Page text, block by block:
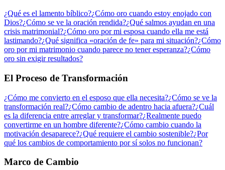
¿Qué es el lamento bíblico?¿Cómo oro cuando estoy enojado con
Dios?¿Cómo se ve la oración rendida?¿Qué salmos ayudan en una
crisis matrimonial?¿Cómo oro por mi esposa cuando ella me está
lastimando?¿Qué significa «oración de fe» para mi situación?¿Cómo
oro por mi matrimonio cuando parece no tener esperanza?¿Cómo
oro sin exigir resultados?
El Proceso de Transformación
¿Cómo me convierto en el esposo que ella necesita?¿Cómo se ve la
transformación real?¿Cómo cambio de adentro hacia afuera?¿Cuál
es la diferencia entre arreglar y transformar?¿Realmente puedo
convertirme en un hombre diferente?¿Cómo cambio cuando la
motivación desaparece?¿Qué requiere el cambio sostenible?¿Por
qué los cambios de comportamiento por sí solos no funcionan?
Marco de Cambio